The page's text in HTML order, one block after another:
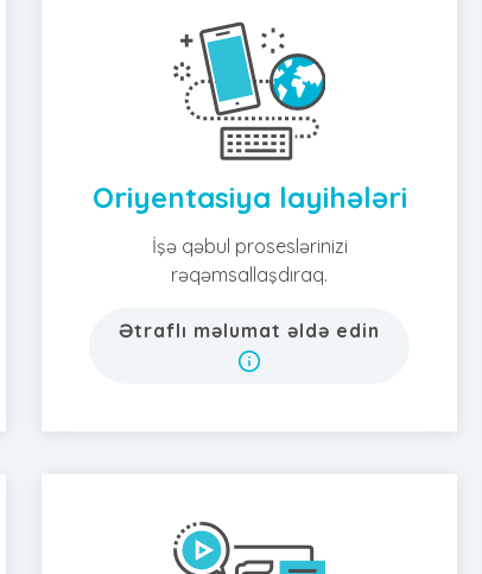
Oriyentasiya layihələri
İşə qəbul proseslərinizi
rəqəmsallaşdıraq.
Ətraflı məlumat əldə edin